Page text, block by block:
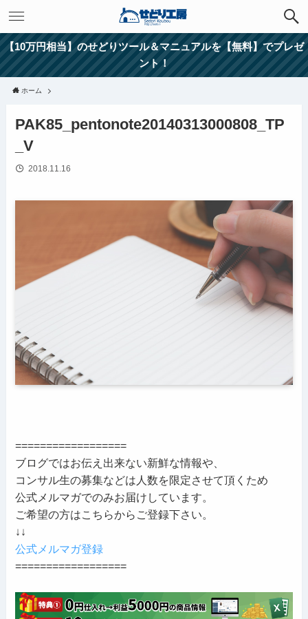
【10万円相当】のせどりツール＆マニュアルを【無料】でプレゼ
ント！
ホーム
PAK85_pentonote20140313000808_TP
_V
2018.11.16
==================
ブログではお伝え出来ない新鮮な情報や、
コンサル生の募集などは人数を限定させて頂くため
公式メルマガでのみお届けしています。
ご希望の方はこちらからご登録下さい。
↓↓
公式メルマガ登録
==================